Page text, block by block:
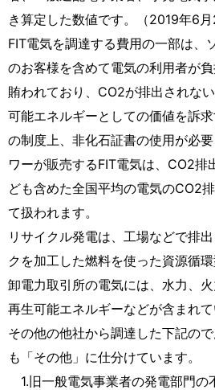
き算定した数値です。（2019年6月
FIT電気を調達する費用の一部は、
のお客様を含めて電気の利用者が
賄われており、CO2が排出されな
可能エネルギーとしての価値を訴
の制度上、非化石証書の使用が必
ワーが販売するFIT電気は、CO2排
ども含めた全国平均の電気のCO2
て扱われます。
リサイクル発電は、工場などで排
クを加工した燃料を使った資源循環
卸電力取引所の電気には、水力、火
再生可能エネルギーなどが含まれて
その他の他社から調達した下記の
も「その他」に仕分けています。
1.旧一般電気事業者の発電部門の